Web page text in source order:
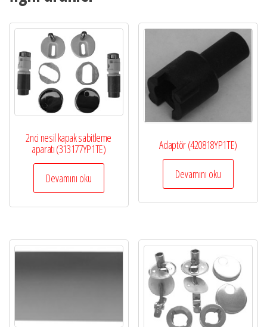
2nci nesil kapak sabitleme
aparatı (313177YP1TE)
Devamını oku
Adaptör (420818YP1TE)
Devamını oku